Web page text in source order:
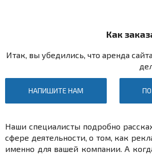
Как
Итак, вы убедились, что аренда
НАПИШИТЕ НАМ
Наши специалисты подробно
сфере деятельности, о том, как
именно для вашей компании. А